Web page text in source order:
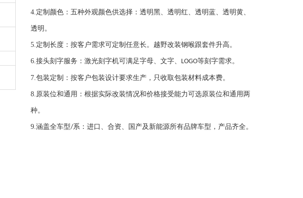
4.定制颜色：五种外观颜色供选择：透明黑、透明红、透明蓝、透明黄、
透明。
5.定制长度：按客户需求可定制任意长。越野改装钢喉跟套件升高。
6.接头刻字服务：激光刻字机可满足字母、文字、 LOGO等刻字需求。
7.包装定制：按客户包装设计要求生产，只收取包装材料成本费。
8.原装位和通用：根据实际改装情况和价格接受能力可选原装位和通用两
种。
9.涵盖全车型/系：进口、合资、国产及新能源所有品牌车型，产品齐全。